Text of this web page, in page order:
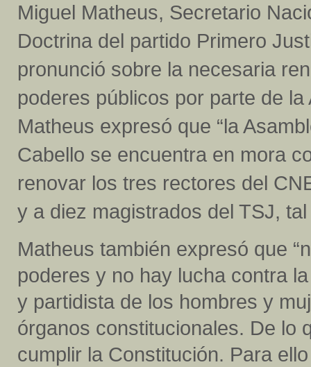
Miguel Matheus, Secretario
Doctrina del partido Primero
pronunció sobre la necesaria
poderes públicos por parte de
Matheus expresó que “la
Cabello se encuentra en mora
renovar los tres rectores del
y a diez magistrados del TSJ,
Matheus también expresó que
poderes y no hay lucha contra
y partidista de los hombres y
órganos constitucionales. De lo
cumplir la Constitución. Para